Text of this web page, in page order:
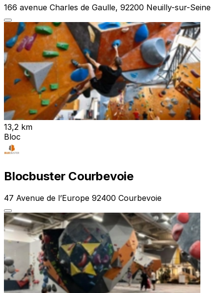
166 avenue Charles de Gaulle, 92200 Neuilly-sur-Seine
13,2 km
Bloc
Blocbuster Courbevoie
47 Avenue de l’Europe 92400 Courbevoie